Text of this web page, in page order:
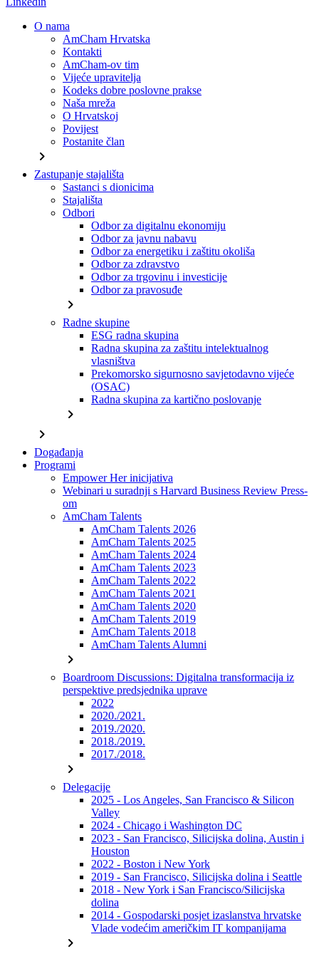
O nama
AmCham Hrvatska
Kontakti
AmCham-ov tim
Vijeće upravitelja
Kodeks dobre poslovne prakse
Naša mreža
O Hrvatskoj
Povijest
Postanite član
chevron_right
Zastupanje stajališta
Sastanci s dionicima
Stajališta
Odbori
Odbor za digitalnu ekonomiju
Odbor za javnu nabavu
Odbor za energetiku i zaštitu okoliša
Odbor za zdravstvo
Odbor za trgovinu i investicije
Odbor za pravosuđe
chevron_right
Radne skupine
ESG radna skupina
Radna skupina za zaštitu intelektualnog
vlasništva
Prekomorsko sigurnosno savjetodavno vijeće
(OSAC)
Radna skupina za kartično poslovanje
chevron_right
chevron_right
Događanja
Programi
Empower Her inicijativa
Webinari u suradnji s Harvard Business Review Press-
om
AmCham Talents
AmCham Talents 2026
AmCham Talents 2025
AmCham Talents 2024
AmCham Talents 2023
AmCham Talents 2022
AmCham Talents 2021
AmCham Talents 2020
AmCham Talents 2019
AmCham Talents 2018
AmCham Talents Alumni
chevron_right
Boardroom Discussions: Digitalna transformacija iz
perspektive predsjednika uprave
2022
2020./2021.
2019./2020.
2018./2019.
2017./2018.
chevron_right
Delegacije
2025 - Los Angeles, San Francisco & Silicon
Valley
2024 - Chicago i Washington DC
2023 - San Francisco, Silicijska dolina, Austin i
Houston
2022 - Boston i New York
2019 - San Francisco, Silicijska dolina i Seattle
2018 - New York i San Francisco/Silicijska
dolina
2014 - Gospodarski posjet izaslanstva hrvatske
Vlade vodećim američkim IT kompanijama
chevron_right